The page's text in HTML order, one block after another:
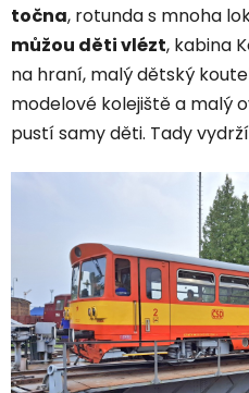
točna, rotunda s mnoha
můžou děti vlézt, kabina
na hraní, malý dětský
modelové kolejiště a malý
pustí samy děti. Tady